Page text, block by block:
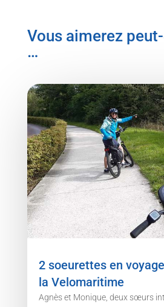
Vous aimerez
…
2 soeurettes en
la Velomaritime
Agnès et Monique, deux sœurs